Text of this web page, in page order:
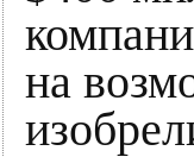
на